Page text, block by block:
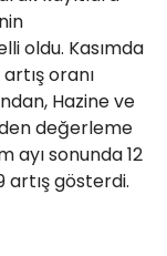
oldu. Kasımda
oranı
Hazine ve
değerleme
ayı sonunda 12
artış gösterdi.